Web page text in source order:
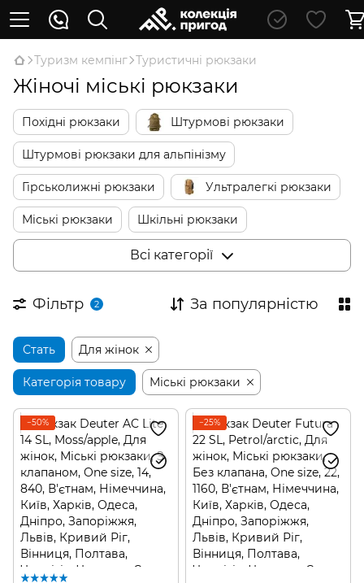
Туризм кемпінг Туристичні рюкзаки
Жіночі міські рюкзаки
Похідні рюкзаки Штурмові рюкзаки
Штурмові рюкзаки для альпінізму
Гірськолижні рюкзаки Ультралегкі рюкзаки
Міські рюкзаки Шкільні рюкзаки
Дитячі переноски
Всі категорії
Фільтр 2 За популярністю
Стать Для жінок
Категорія товару Міські рюкзаки
−50% −25%